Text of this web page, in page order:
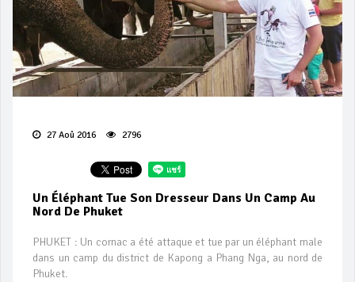
27 Aoû 2016 2796
Un Éléphant Tue Son Dresseur Dans Un Camp Au
Nord De Phuket
PHUKET : Un cornac a été attaque et tue par un éléphant male
dans un camp du district de Kapong a Phang Nga, au nord de
Phuket.